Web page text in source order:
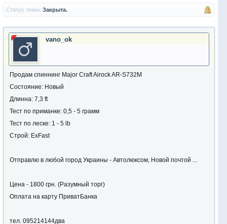
Статус темы: Закрыта.
vano_ok
Продам спиннинг Major Craft Airock AR-S732M
Состояние: Новый
Длинна: 7,3 ft
Тест по приманке: 0,5 - 5 грамм
Тест по леске: 1 - 5 lb
Строй: ExFast
Отправлю в любой город Украины - Автолюксом, Новой почтой ...
Цена - 1800 грн. (Разумный торг)
Оплата на карту ПриватБанка
тел. 095214144два